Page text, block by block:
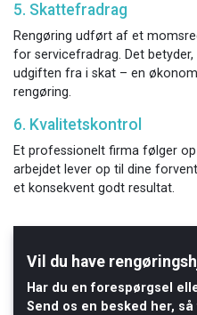
5. Skattefradrag
Rengøring udført af et
for servicefradrag. Det
udgiften fra i skat – en
rengøring.
6. Kvalitetskontrol
Et professionelt firma følger
arbejdet lever op til dine
et konsekvent godt resultat.
Vil du have
Har du en forespørgsel
Send os en besked her,